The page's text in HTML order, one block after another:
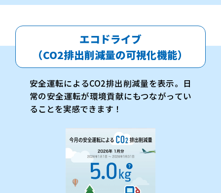
エコドライブ
（CO2排出削減量の可視化機能）
安全運転によるCO2排出削減量を表示。日
常の安全運転が環境貢献にもつながってい
ることを実感できます！